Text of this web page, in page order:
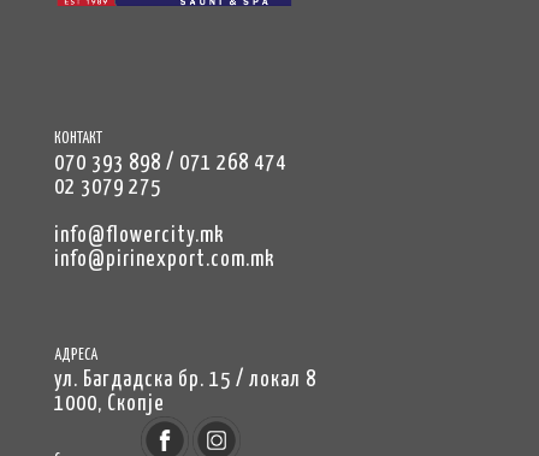
КОНТАКТ
070 393 898 / 071 268 474
02 3079 275
info@flowercity.mk
info@pirinexport.com.mk
АДРЕСА
ул. Багдадска бр. 15 / локал 8
1000, Скопје